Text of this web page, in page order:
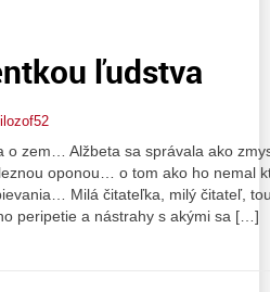
ľudstva
o zem… Alžbeta sa správala ako
oponou… o tom ako ho nemal
Milá čitateľka, milý čitateľ,
peripetie a nástrahy s akými sa […]